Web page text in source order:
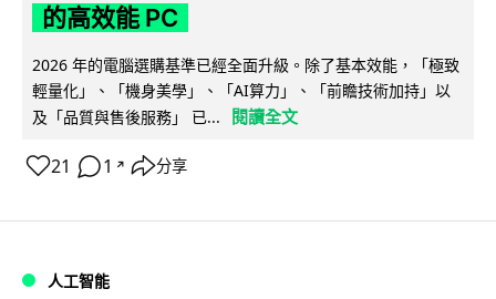
的高效能 PC
2026 年的電腦選購基準已經全面升級。除了基本效能，「極致
輕量化」、「機身美學」、「AI算力」、「前瞻技術加持」以
及「品質與售後服務」 已...
閱讀全文
21 1 ↗ 分享
人工智能